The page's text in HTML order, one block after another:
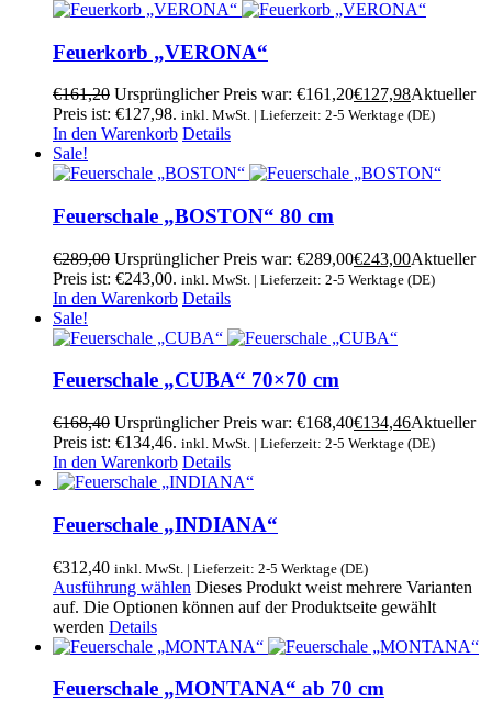
Feuerkorb „VERONA“
€161,20 Ursprünglicher Preis war: €161,20€127,98Aktueller
Preis ist: €127,98. inkl. MwSt. | Lieferzeit: 2-5 Werktage (DE)
In den Warenkorb Details
Sale!
Feuerschale „BOSTON“ 80 cm
€289,00 Ursprünglicher Preis war: €289,00€243,00Aktueller
Preis ist: €243,00. inkl. MwSt. | Lieferzeit: 2-5 Werktage (DE)
In den Warenkorb Details
Sale!
Feuerschale „CUBA“ 70×70 cm
€168,40 Ursprünglicher Preis war: €168,40€134,46Aktueller
Preis ist: €134,46. inkl. MwSt. | Lieferzeit: 2-5 Werktage (DE)
In den Warenkorb Details
Feuerschale „INDIANA“
€312,40 inkl. MwSt. | Lieferzeit: 2-5 Werktage (DE)
Ausführung wählen Dieses Produkt weist mehrere Varianten
auf. Die Optionen können auf der Produktseite gewählt
werden Details
Feuerschale „MONTANA“ ab 70 cm